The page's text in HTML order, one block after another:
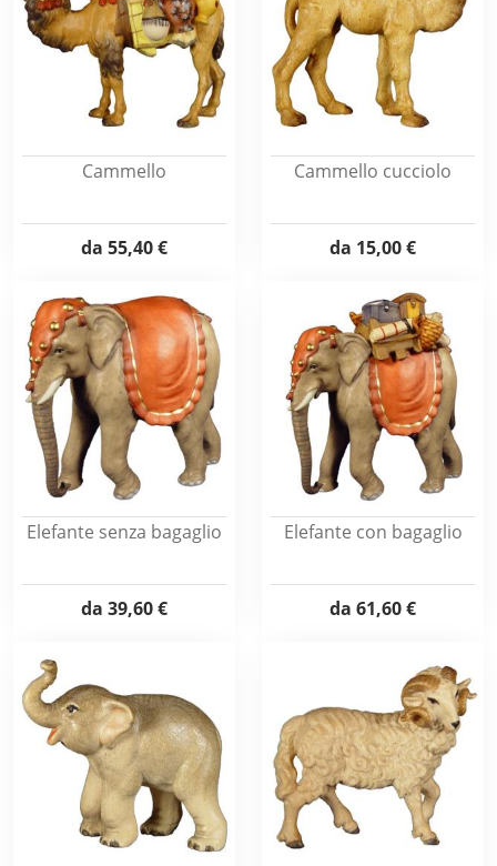
Cammello
da 55,40 €
Cammello cucciolo
da 15,00 €
Elefante senza bagaglio
da 39,60 €
Elefante con bagaglio
da 61,60 €